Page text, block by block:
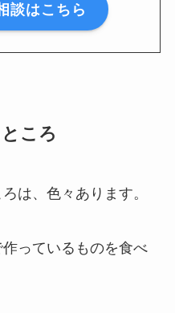
談はこちら
ころ
は、色々あります。
っているものを食べ